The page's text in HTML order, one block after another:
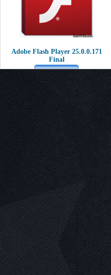
Adobe Flash Player 25.0.0.171
Final